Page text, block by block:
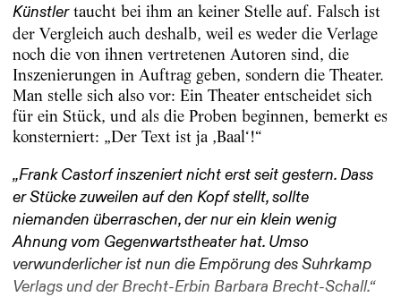
Künstlertaucht bei ihm an keiner Stelle auf. Falsch ist
der Vergleich auch deshalb, weil es weder die Verlage
noch die von ihnen vertretenen Autoren sind, die
Inszenierungen in Auftrag geben, sondern die Theater.
Man stelle sich also vor: Ein Theater entscheidet sich
für ein Stück, und als die Proben beginnen, bemerkt es
konsterniert: „Der Text ist ja ‚Baal‘!“
„Frank Castorf inszeniert nicht erst seit gestern. Dass
er Stücke zuweilen auf den Kopf stellt, sollte
niemanden überraschen, der nur ein klein wenig
Ahnung vom Gegenwartstheater hat. Umso
verwunderlicher ist nun die Empörung des Suhrkamp
Verlags und der Brecht-Erbin Barbara Brecht-Schall.“